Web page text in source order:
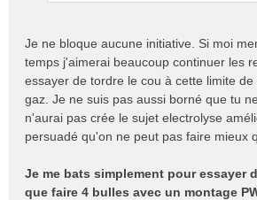
Je ne bloque aucune initiative. Si moi
temps j'aimerai beaucoup continuer les
essayer de tordre le cou à cette limite
gaz. Je ne suis pas aussi borné que tu
n'aurai pas crée le sujet electrolyse
persuadé qu'on ne peut pas faire mieux
Je me bats simplement pour essayer
que faire 4 bulles avec un montage